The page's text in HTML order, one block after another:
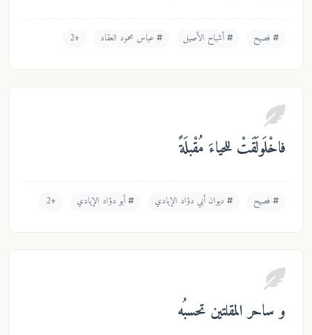
أشباح الأصيل عباس محمود العقاد +2
مُقْبلَةً
ديوان أبي دؤاد الإيادي أبو دؤاد الإيادي +2
تحسبُه